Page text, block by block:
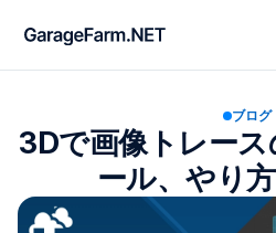
ブログ
3Dで画像トレー
ール、やり